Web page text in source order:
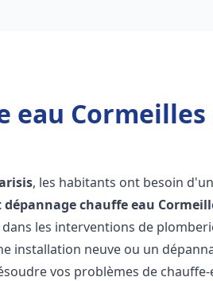
Cormeilles
, les habitants ont besoin
chauffe eau
les interventions de
installation neuve ou un
vos problèmes de